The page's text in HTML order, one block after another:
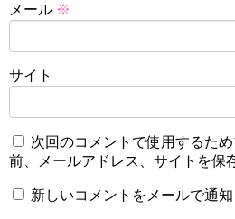
メール ※
サイト
次回のコメントで使用するた
前、メールアドレス、サイトを保
新しいコメントをメールで通知